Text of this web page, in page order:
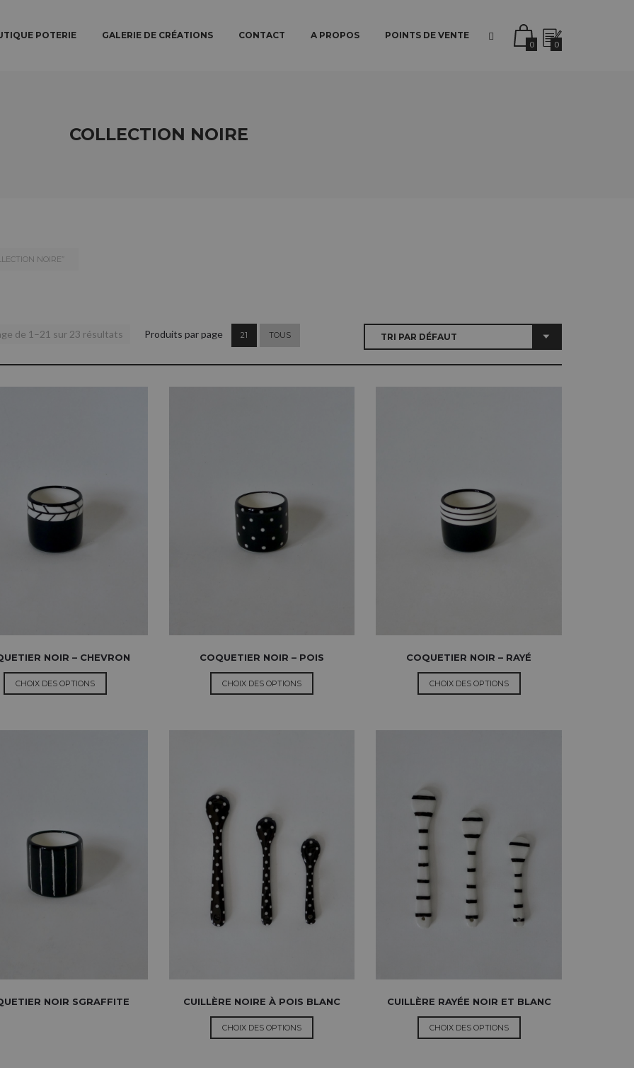
PRIMARY CONTENT
SECONDARY CONTENT
POTERIE GALERIE DE CRÉATIONS CONTACT A PROPOS POINTS DE VENTE
0 0
COLLECTION NOIRE
NOIRE”
de 1–21 sur 23 résultats Produits par page 21 TOUS
NOIR – CHEVRON
CHOIX DES OPTIONS
COQUETIER NOIR – POIS
CHOIX DES OPTIONS
COQUETIER NOIR – RAYÉ
CHOIX DES OPTIONS
NOIR SGRAFFITE CUILLÈRE NOIRE À POIS BLANC
CHOIX DES OPTIONS
CUILLÈRE RAYÉE NOIR ET BLANC
CHOIX DES OPTIONS